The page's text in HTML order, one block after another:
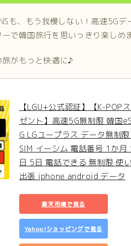
も、もう我慢しない！高速5Gデ
で韓国旅行を思いっきり楽しめ
がもっと快適に♪
【LGU+公式認証】【K-POP
ゼント】高速5G無制限 韓国
G LGユープラス データ無制
SIM イーシム 電話番号 1か
日 5日 電話できる 無制限 使
出張 iphone android データ
楽天市場で見る
Yahoo!ショッピングで見る